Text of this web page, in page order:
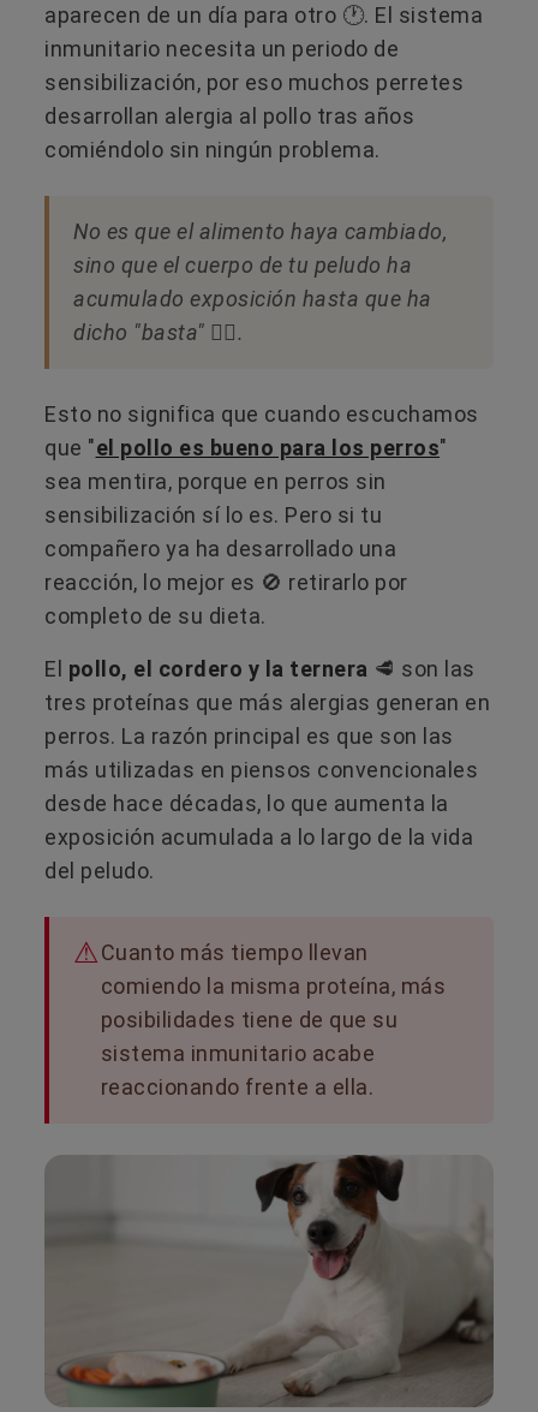
aparecen de un día para otro 🕐. El sistema
inmunitario necesita un periodo de
sensibilización, por eso muchos perretes
desarrollan alergia al pollo tras años
comiéndolo sin ningún problema.
No es que el alimento haya cambiado,
sino que el cuerpo de tu peludo ha
acumulado exposición hasta que ha
dicho "basta" 🙅‍♀️​​.
Esto no significa que cuando escuchamos
que "el pollo es bueno para los perros"
sea mentira, porque en perros sin
sensibilización sí lo es. Pero si tu
compañero ya ha desarrollado una
reacción, lo mejor es 🚫 retirarlo por
completo de su dieta.
El pollo, el cordero y la ternera ​🥩​ son las
tres proteínas que más alergias generan en
perros. La razón principal es que son las
más utilizadas en piensos convencionales
desde hace décadas, lo que aumenta la
exposición acumulada a lo largo de la vida
del peludo.
Cuanto más tiempo llevan
comiendo la misma proteína, más
posibilidades tiene de que su
sistema inmunitario acabe
reaccionando frente a ella.